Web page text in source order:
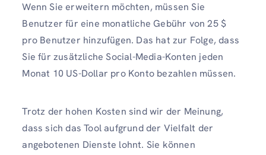
Wenn Sie erweitern möchten, müssen Sie
Benutzer für eine monatliche Gebühr von 25 $
pro Benutzer hinzufügen. Das hat zur Folge, dass
Sie für zusätzliche Social-Media-Konten jeden
Monat 10 US-Dollar pro Konto bezahlen müssen.
Trotz der hohen Kosten sind wir der Meinung,
dass sich das Tool aufgrund der Vielfalt der
angebotenen Dienste lohnt. Sie können